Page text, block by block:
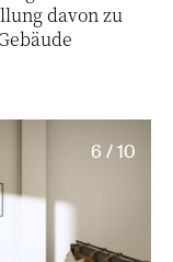
davon zu
6 / 10